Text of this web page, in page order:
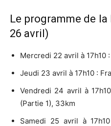
Le programme de
26 avril)
Mercredi 22 avril à 17h10
Jeudi 23 avril à 17h10 :
Vendredi 24 avril à
(Partie 1), 33km
Samedi 25 avril à